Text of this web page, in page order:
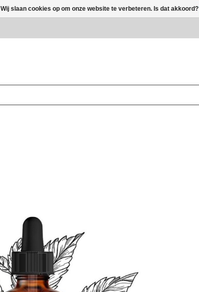
Wij slaan cookies op om onze website te verbeteren. Is dat akkoord?